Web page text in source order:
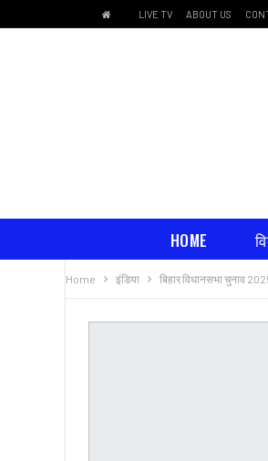
LIVE TV ABOUT US
HOME
Home इंडिया बिहार विधानसभा चुनाव